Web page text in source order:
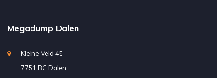
Megadump Dalen
Kleine Veld 45
7751 BG Dalen